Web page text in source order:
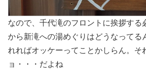
なので、千代滝のフロントに挨拶する
から新滝への湯めぐりはどうなってる
れればオッケーってことかしらん。そ
ョ・・・だよね